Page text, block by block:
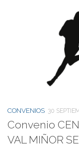
CONVENIOS 30
Convenio
VAL MIÑOR